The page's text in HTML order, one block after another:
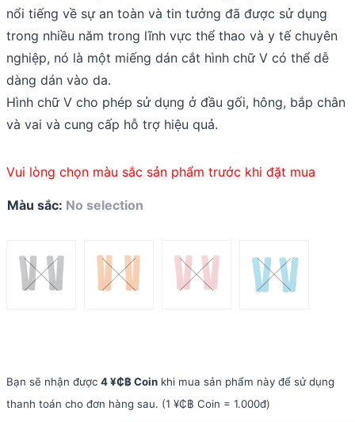
nổi tiếng về sự an toàn và tin tưởng đã được sử dụng
trong nhiều năm trong lĩnh vực thể thao và y tế chuyên
nghiệp, nó là một miếng dán cắt hình chữ V có thể dễ
dàng dán vào da.
Hình chữ V cho phép sử dụng ở đầu gối, hông, bắp chân
và vai và cung cấp hỗ trợ hiệu quả.
Vui lòng chọn màu sắc sản phẩm trước khi đặt mua
Màu sắc: No selection
Bạn sẽ nhận được 4 ¥₵฿ Coin khi mua sản phẩm này để sử dụng
thanh toán cho đơn hàng sau. (1 ¥₵฿ Coin = 1.000đ)